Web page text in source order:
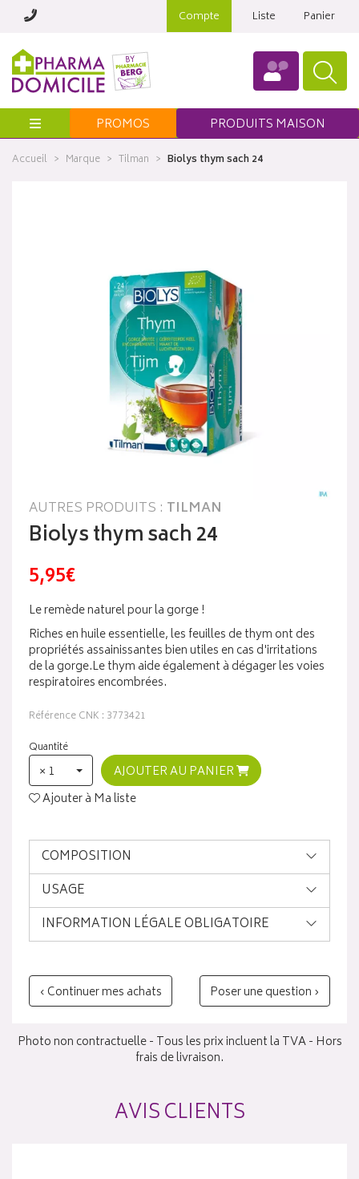
Compte Liste Panier
Menu PROMOS PRODUITS MAISON
Accueil Marque Tilman Biolys thym sach 24
AUTRES PRODUITS : TILMAN
Biolys thym sach 24
5,95€
Le remède naturel pour la gorge !
Riches en huile essentielle, les feuilles de thym ont des
propriétés assainissantes bien utiles en cas d'irritations
de la gorge.Le thym aide également à dégager les voies
respiratoires encombrées.
Référence CNK : 3773421
Quantité
× 1
AJOUTER AU PANIER
Ajouter à Ma liste
COMPOSITION
USAGE
INFORMATION LÉGALE OBLIGATOIRE
‹ Continuer mes achats Poser une question ›
Photo non contractuelle - Tous les prix incluent la TVA - Hors
frais de livraison.
AVIS CLIENTS